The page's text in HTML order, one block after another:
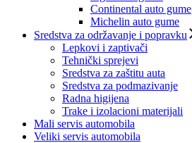
Continental auto gume
Michelin auto gume
Sredstva za održavanje i popravku
Lepkovi i zaptivači
Tehnički sprejevi
Sredstva za zaštitu auta
Sredstva za podmazivanje
Radna higijena
Trake i izolacioni materijali
Mali servis automobila
Veliki servis automobila